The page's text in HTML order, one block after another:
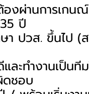
งผ่านการเกน
ปี
ปวส. ขึ้นไป (ส
ละทำงานเป็นที
ดชอบ